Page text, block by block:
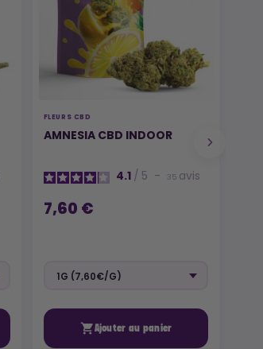
FLEURS CBD
AMNESIA CBD INDOOR
4.1 / 5 - 35 avis
7,60 €
Ajouter au panier